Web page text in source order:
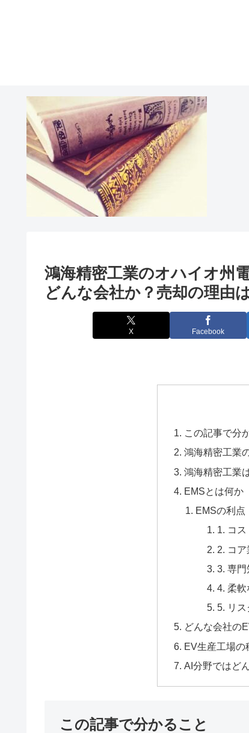
鴻海精密工業のオハイオ州
どんな会社か？売却の理由
X Facebook
この記事で分
鴻海精密工業
鴻海精密工業
EMSとは何か
EMSの利点
1. コ
2. コ
3. 専
4. 柔
5. リス
どんな会社の
EV生産工場の
AI分野ではど
この記事で分かること